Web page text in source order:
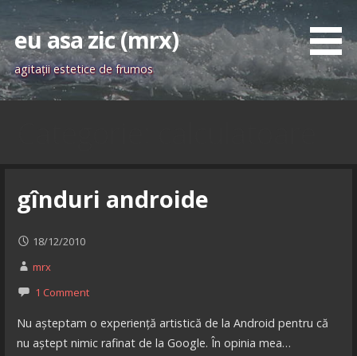
Skip
content
eu asa zic (mrx)
agitaţii estetice de frumos
gînduri androide
18/12/2010
mrx
1 Comment
Nu așteptam o experiență artistică de la Android pentru că
nu aștept nimic rafinat de la Google. În opinia mea…